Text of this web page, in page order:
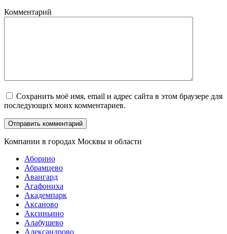
Комментарий
Сохранить моё имя, email и адрес сайта в этом браузере для
последующих моих комментариев.
Компании в городах Москвы и области
Аборино
Абрамцево
Авангард
Агафониха
Академпарк
Аксаново
Аксиньино
Алабушево
Александрово